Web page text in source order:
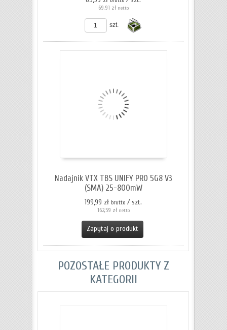
69,91 zł netto
szt.
Nadajnik VTX TBS UNIFY PRO 5G8 V3
(SMA) 25-800mW
199,99 zł brutto / szt.
162,59 zł netto
Zapytaj o produkt
POZOSTAŁE PRODUKTY Z
KATEGORII